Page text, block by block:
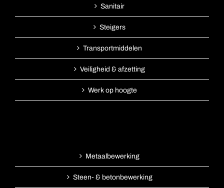
Sanitair
Steigers
Transportmiddelen
Veiligheid & afzetting
Werk op hoogte
Metaalbewerking
Steen- & betonbewerking